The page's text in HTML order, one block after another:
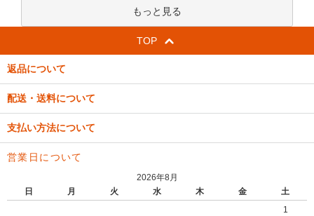
もっと見る
TOP
返品について
配送・送料について
支払い方法について
営業日について
2026年8月
日
月 火 水 木 金
土
1